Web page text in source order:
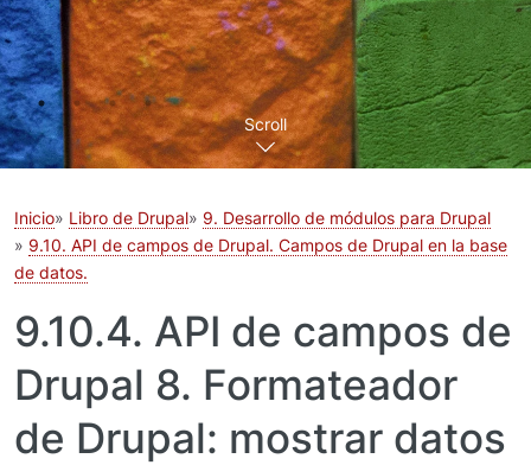
Scroll
Inicio Libro de Drupal
9. Desarrollo de módulos para Drupal
9.10. API de campos de Drupal. Campos de Drupal en la base
de datos.
9.10.4. API de campos de
Drupal 8. Formateador
de Drupal: mostrar datos